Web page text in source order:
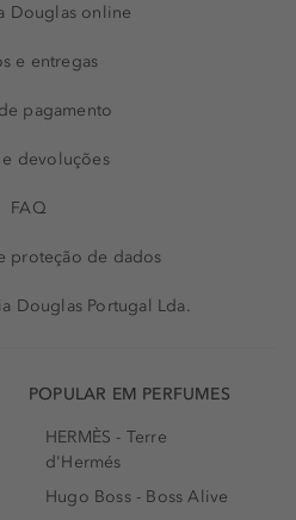
Douglas online
e entregas
pagamento
e devoluções
FAQ
proteção de dados
Douglas Portugal Lda.
POPULAR EM PERFUMES
HERMÈS - Terre
d'Hermés
Hugo Boss - Boss Alive